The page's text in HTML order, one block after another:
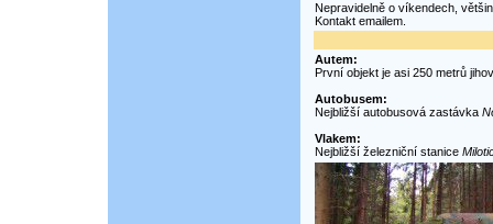
Nepravidelně o víkendech,
Kontakt emailem.
Autem:
První objekt je asi 250 metrů
Autobusem:
Nejbližší autobusová zastávka
Vlakem:
Nejbližší železniční stanice